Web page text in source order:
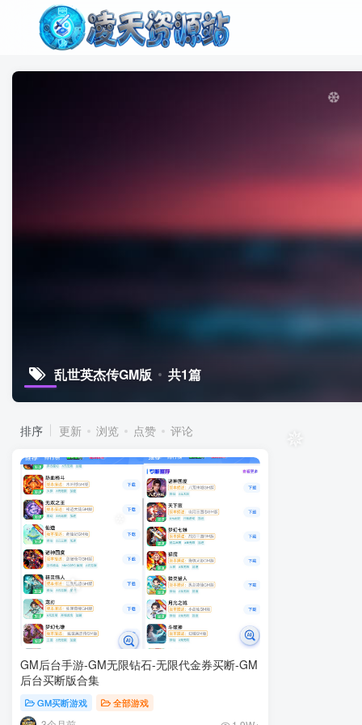
乱世英杰传GM版 共1篇
排序 更新 浏览 点赞 评论
GM后台手游-GM无限钻石-无限代金券买断-GM
后台买断版合集
GM买断游戏 全部游戏
❆